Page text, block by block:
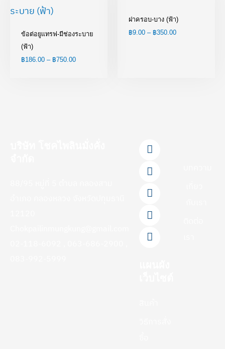
ข้อต่อยูแทรฟ-มีช่องระบาย
(ฟ้า)
฿186.00 – ฿750.00
ฝาครอบ-บาง (ฟ้า)
฿9.00 – ฿350.00
฿350.00
F
a
c
e
b
o
k
f
L
i
n
e
Y
o
u
t
u
b
T
i
k
t
o
k
I
n
s
t
a
g
a